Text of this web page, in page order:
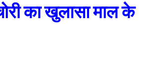
का खुलासा माल के